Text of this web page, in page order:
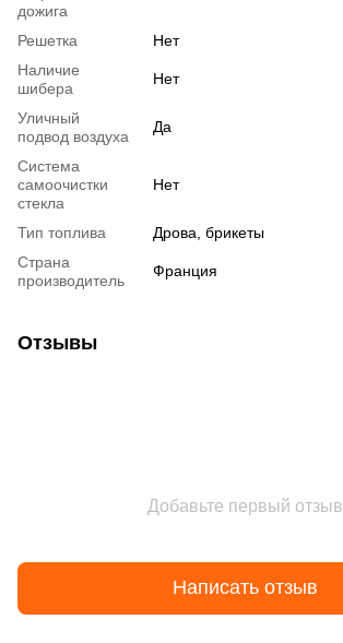
дожига
Решетка
Нет
Наличие
шибера
Нет
Уличный
подвод воздуха
Да
Система
самоочистки
стекла
Нет
Тип топлива
Дрова, брикеты
Страна
производитель
Франция
Отзывы
Добавьте первый отзыв
Написать отзыв